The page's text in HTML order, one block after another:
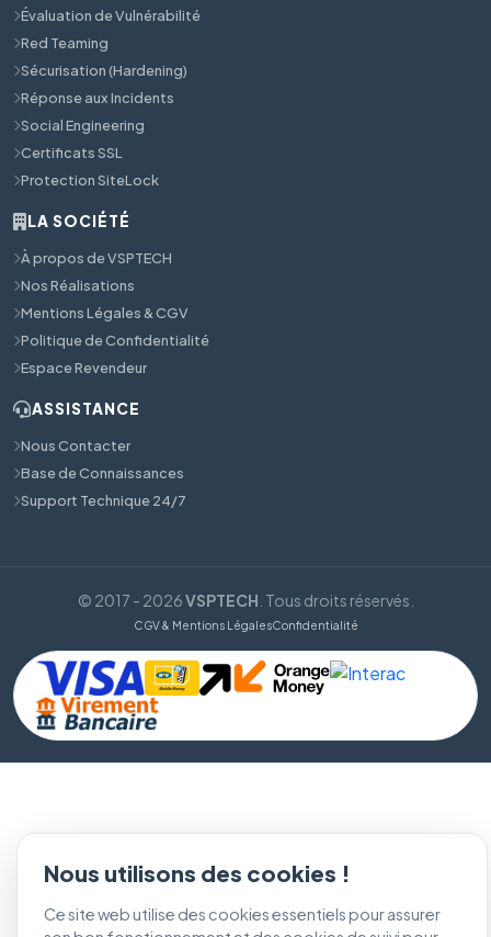
Évaluation de Vulnérabilité
Red Teaming
Sécurisation (Hardening)
Réponse aux Incidents
Social Engineering
Certificats SSL
Protection SiteLock
LA SOCIÉTÉ
À propos de VSPTECH
Nos Réalisations
Mentions Légales & CGV
Politique de Confidentialité
Espace Revendeur
ASSISTANCE
Nous Contacter
Base de Connaissances
Support Technique 24/7
© 2017 - 2026VSPTECH . Tous droits réservés.
CGV & Mentions LégalesConfidentialité
Nous utilisons des cookies !
Ce site web utilise des cookies essentiels pour assurer